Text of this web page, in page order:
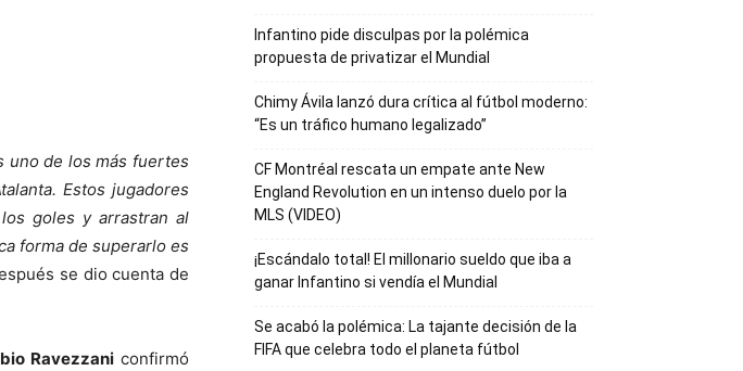
uno de los más fuertes
Estos jugadores
goles y arrastran al
forma de superarlo es
se dio cuenta de
Ravezzaniconfirmó
Infantino pide disculpas por la polémica
propuesta de privatizar el Mundial
Chimy Ávila lanzó dura crítica al fútbol moderno:
“Es un tráfico humano legalizado”
CF Montréal rescata un empate ante New
England Revolution en un intenso duelo por la
MLS (VIDEO)
¡Escándalo total! El millonario sueldo que iba a
ganar Infantino si vendía el Mundial
Se acabó la polémica: La tajante decisión de la
FIFA que celebra todo el planeta fútbol